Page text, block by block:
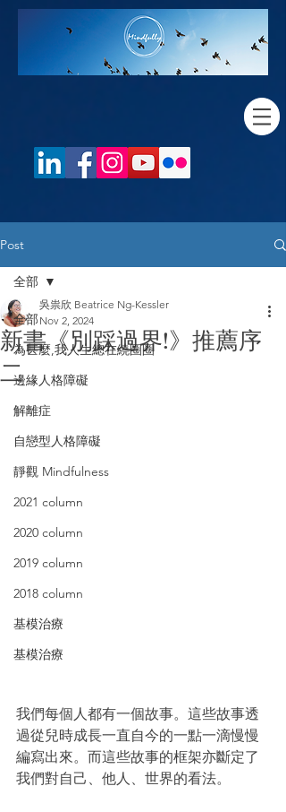
Post
全部
為甚麼,我人生總在繞圈圈
邊緣人格障礙
解離症
自戀型人格障礙
靜觀 Mindfulness
2021 column
2020 column
2019 column
2018 column
基模治療
基模治療
全部
新書《別踩過界!》推薦序
二
吳祟欣 Beatrice Ng-Kessler
Nov 2, 2024
我們每個人都有一個故事。這些故事透
過從兒時成長一直自今的一點一滴慢慢
編寫出來。而這些故事的框架亦斷定了
我們對自己、他人、世界的看法。